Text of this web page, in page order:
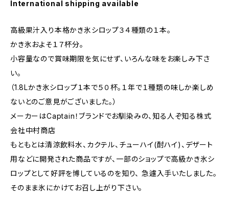
International shipping available
高級果汁入り本格かき氷シロップ３４種類の１本。
かき氷およそ１７杯分。
小容量なので賞味期限を気にせず、いろんな味をお楽しみ下さ
い。
（1.8Lかき氷シロップ１本で５０杯。１年で１種類の味しか楽しめ
ないとのご意見がございました。）
メーカーはCaptain！ブランドでお馴染みの、知る人ぞ知る株式
会社中村商店
もともとは清涼飲料水、カクテル、チューハイ(酎ハイ)、デザート
用などに開発された商品ですが、一部のショップで高級かき氷シ
ロップとして好評を博しているのを知り、 急遽入手いたしました。
そのまま氷にかけてお召し上がり下さい。